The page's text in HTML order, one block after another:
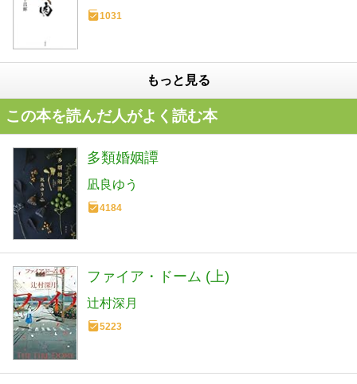
1031
もっと見る
この本を読んだ人がよく読む本
多類婚姻譚
凪良ゆう
4184
ファイア・ドーム (上)
辻村深月
5223